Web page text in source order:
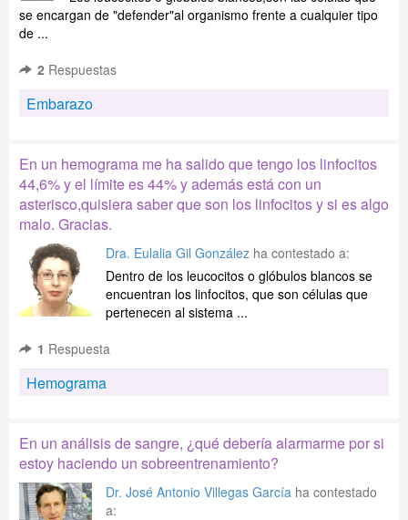
se encargan de "defender"al organismo frente a cualquier tipo
de ...
2 Respuestas
Embarazo
En un hemograma me ha salido que tengo los linfocitos
44,6% y el límite es 44% y además está con un
asterisco,quisiera saber que son los linfocitos y si es algo
malo. Gracias.
Dra. Eulalia Gil González ha contestado a:
Dentro de los leucocitos o glóbulos blancos se
encuentran los linfocitos, que son células que
pertenecen al sistema ...
1 Respuesta
Hemograma
En un análisis de sangre, ¿qué debería alarmarme por si
estoy haciendo un sobreentrenamiento?
Dr. José Antonio Villegas García ha contestado
a: